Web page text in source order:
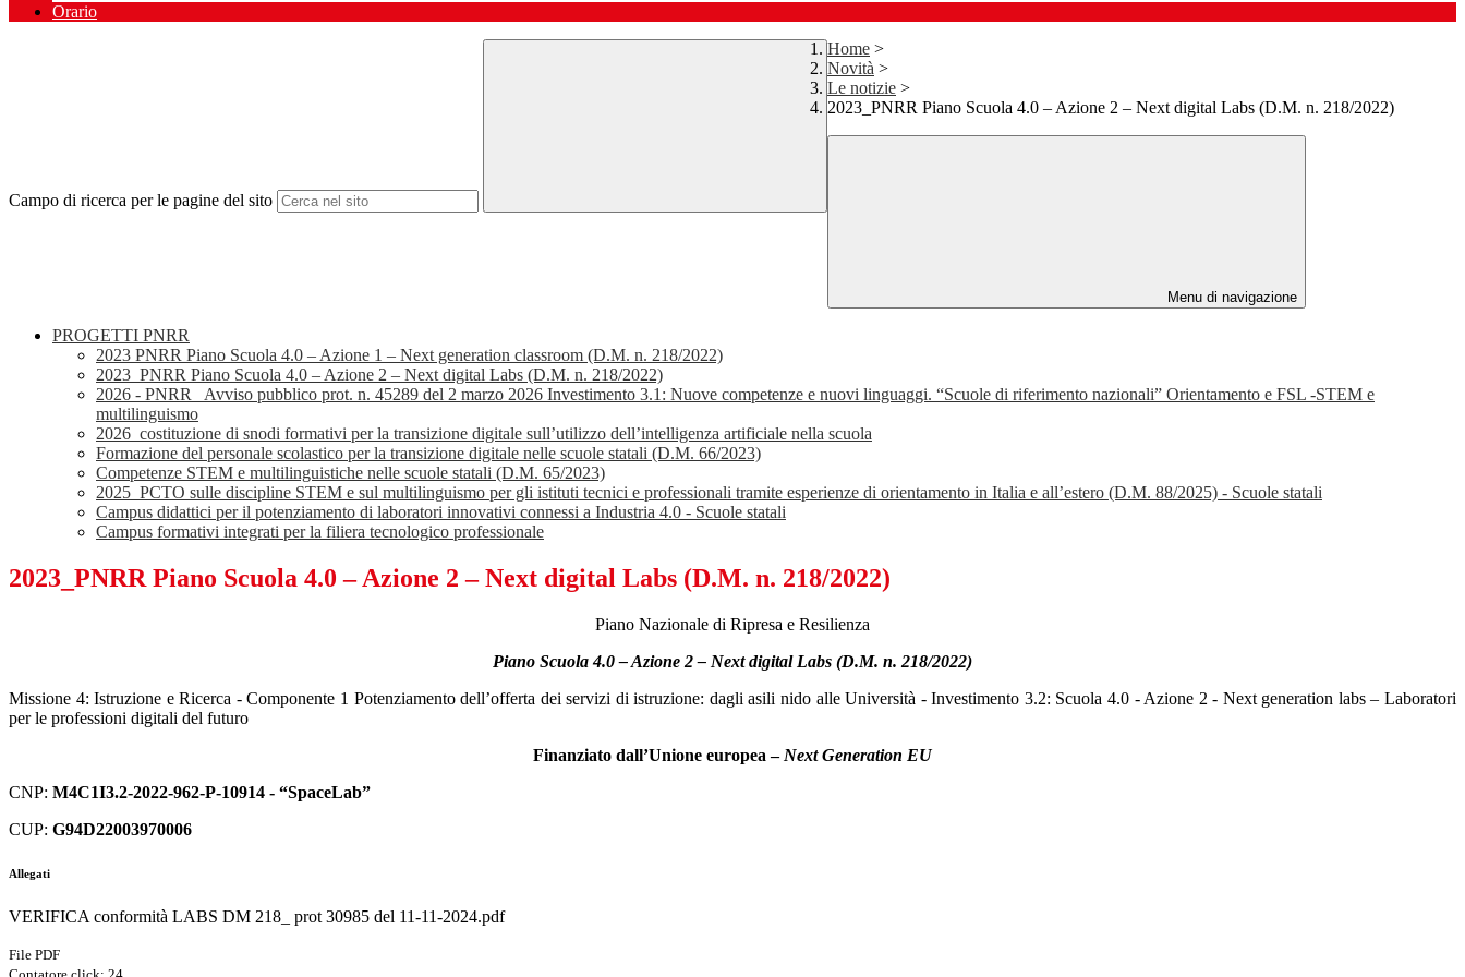
Orario
Campo di ricerca per le pagine del sito
Home >
Novità >
Le notizie >
2023_PNRR Piano Scuola 4.0 – Azione 2 – Next digital Labs (D.M. n. 218/2022)
Menu di navigazione
PROGETTI PNRR
2023 PNRR Piano Scuola 4.0 – Azione 1 – Next generation classroom (D.M. n. 218/2022)
2023_PNRR Piano Scuola 4.0 – Azione 2 – Next digital Labs (D.M. n. 218/2022)
2026 - PNRR_ Avviso pubblico prot. n. 45289 del 2 marzo 2026 Investimento 3.1: Nuove competenze e nuovi linguaggi. “Scuole di riferimento nazionali” Orientamento e FSL -STEM e
multilinguismo
2026_costituzione di snodi formativi per la transizione digitale sull’utilizzo dell’intelligenza artificiale nella scuola
Formazione del personale scolastico per la transizione digitale nelle scuole statali (D.M. 66/2023)
Competenze STEM e multilinguistiche nelle scuole statali (D.M. 65/2023)
2025_PCTO sulle discipline STEM e sul multilinguismo per gli istituti tecnici e professionali tramite esperienze di orientamento in Italia e all’estero (D.M. 88/2025) - Scuole statali
Campus didattici per il potenziamento di laboratori innovativi connessi a Industria 4.0 - Scuole statali
Campus formativi integrati per la filiera tecnologico professionale
2023_PNRR Piano Scuola 4.0 – Azione 2 – Next digital Labs (D.M. n. 218/2022)
Piano Nazionale di Ripresa e Resilienza
Piano Scuola 4.0 – Azione 2 – Next digital Labs (D.M. n. 218/2022)
Missione 4: Istruzione e Ricerca - Componente 1 Potenziamento dell’offerta dei servizi di istruzione: dagli asili nido alle Università - Investimento 3.2: Scuola 4.0 - Azione 2 - Next generation labs – Laboratori
per le professioni digitali del futuro
Finanziato dall’Unione europea – Next Generation EU
CNP: M4C1I3.2-2022-962-P-10914 - “SpaceLab”
CUP: G94D22003970006
Allegati
VERIFICA conformità LABS DM 218_ prot 30985 del 11-11-2024.pdf
File PDF